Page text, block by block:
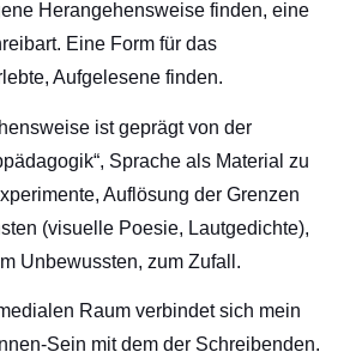
Herangehensweise finden, eine
Eine Form für das
Aufgelesene finden.
ist geprägt von der
Sprache als Material zu
Auflösung der Grenzen
(visuelle Poesie, Lautgedichte),
Unbewussten, zum Zufall.
Raum verbindet sich mein
Sein mit dem der Schreibenden.